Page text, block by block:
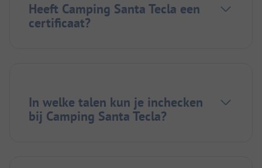
Heeft Camping Santa Tecla een
certificaat?
In welke talen kun je inchecken
bij Camping Santa Tecla?